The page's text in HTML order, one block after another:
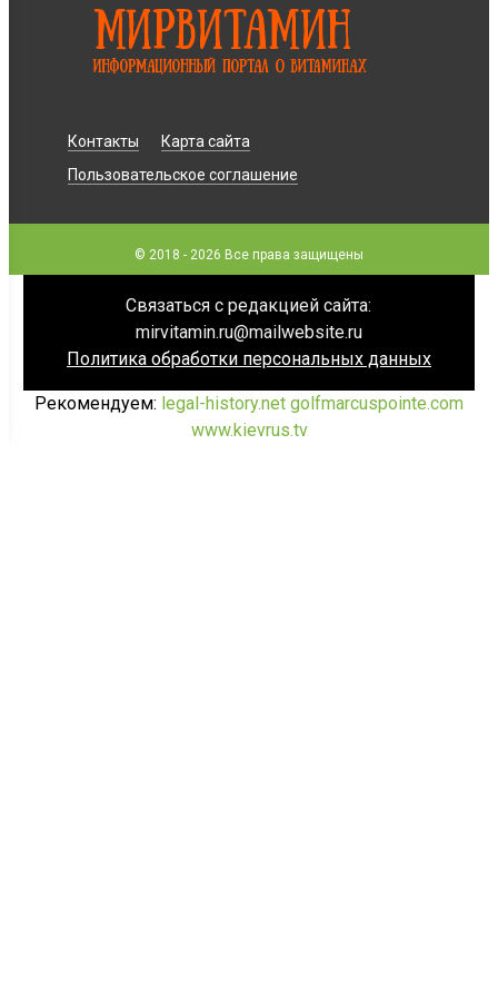
Контакты
Карта сайта
Пользовательское соглашение
© 2018 - 2026 Все права защищены
Связаться с редакцией сайта:
mirvitamin.ru@mailwebsite.ru
Политика обработки персональных данных
Рекомендуем: legal-history.net golfmarcuspointe.com
www.kievrus.tv